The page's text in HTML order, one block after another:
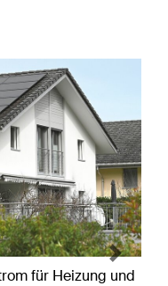
für Heizung und
Next